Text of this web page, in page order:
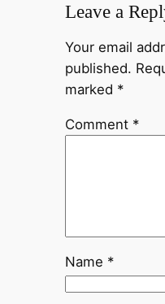
Leave a
Your email
published.
marked *
Comment *
Name *